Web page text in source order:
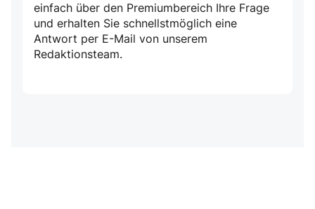
einfach über den Premiumbereich Ihre Frage
und erhalten Sie schnellstmöglich eine
Antwort per E-Mail von unserem
Redaktionsteam.